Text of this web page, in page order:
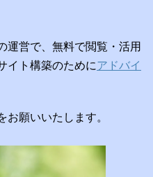
運営で、無料で閲覧・活用
イト構築のためにアドバイ
お願いいたします。